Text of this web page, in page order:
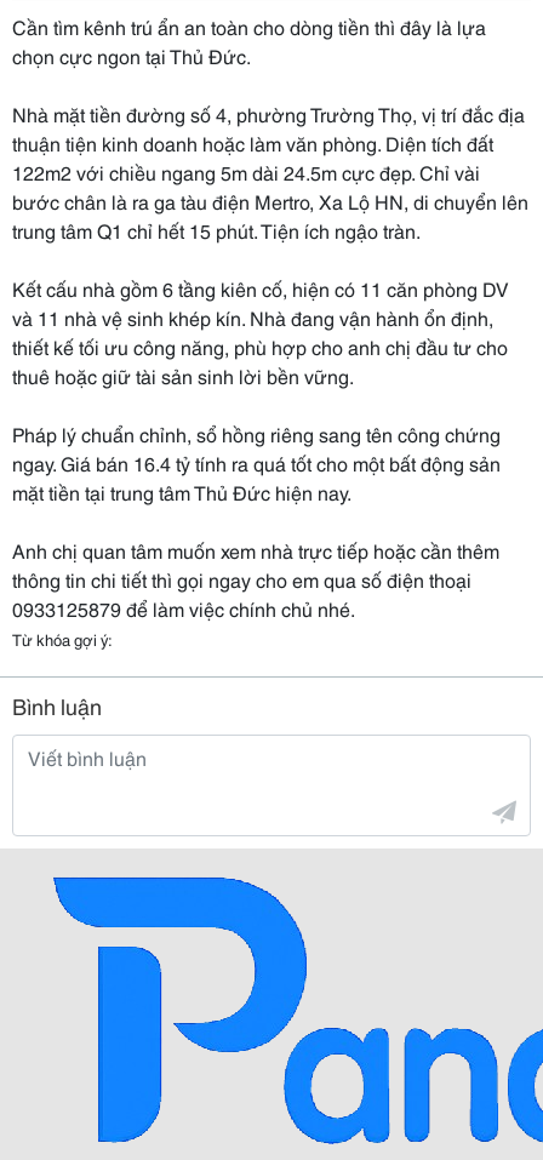
Cần tìm kênh trú ẩn an toàn cho dòng tiền thì đây là lựa
chọn cực ngon tại Thủ Đức.
Nhà mặt tiền đường số 4, phường Trường Thọ, vị trí đắc địa
thuận tiện kinh doanh hoặc làm văn phòng. Diện tích đất
122m2 với chiều ngang 5m dài 24.5m cực đẹp. Chỉ vài
bước chân là ra ga tàu điện Mertro, Xa Lộ HN, di chuyển lên
trung tâm Q1 chỉ hết 15 phút. Tiện ích ngậo tràn.
Kết cấu nhà gồm 6 tầng kiên cố, hiện có 11 căn phòng DV
và 11 nhà vệ sinh khép kín. Nhà đang vận hành ổn định,
thiết kế tối ưu công năng, phù hợp cho anh chị đầu tư cho
thuê hoặc giữ tài sản sinh lời bền vững.
Pháp lý chuẩn chỉnh, sổ hồng riêng sang tên công chứng
ngay. Giá bán 16.4 tỷ tính ra quá tốt cho một bất động sản
mặt tiền tại trung tâm Thủ Đức hiện nay.
Anh chị quan tâm muốn xem nhà trực tiếp hoặc cần thêm
thông tin chi tiết thì gọi ngay cho em qua số điện thoại
0933125879 để làm việc chính chủ nhé.
Từ khóa gợi ý:
Bình luận